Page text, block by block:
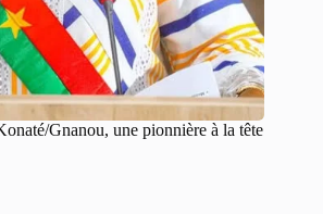
Gnanou, une pionnière à la tête